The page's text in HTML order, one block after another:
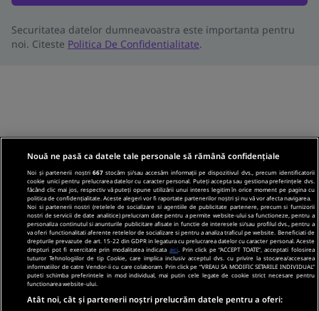
Securitatea datelor dumneavoastra este importanta pentru
noi. Citeste Politica De Confidentialitate.
Nouă ne pasă ca datele tale personale să rămână confidențiale
Noi și partenerii noștri667 stocăm și/sau accesăm informații pe dispozitivul dvs., precum identificatorii
cookie unici pentru prelucrarea datelor cu caracter personal. Puteți accepta sau gestiona preferințele dvs.
făcând clic mai jos, respectiv vă puteți opune utilizării unui interes legitim în orice moment pe pagina cu
politica de confidențialitate. Aceste alegeri vor fi raportate partenerilor noștri și nu vă vor afecta navigarea.
Noi si partenerii nostri (retelele de socializare si agentiile de publicitate partenere, precum si furnizorii
nostri de servicii de date analitice) prelucram date pentru a permite website-ului sa functioneze, pentru a
personaliza continutul si anunturile publicitare afisate in functie de interesele si/sau profilul dvs., pentru a
va oferi functionalitati aferente retelelor de socializare si pentru a analiza traficul pe website. Beneficiati de
drepturile prevazute de art. 15-22 din GDPR in legatura cu prelucrarea datelor cu caracter personal. Aceste
drepturi pot fi exercitate prin modalitatea indicata aici . Prin click pe “ACCEPT TOATE”, acceptati folosirea
tuturor Tehnologiilor de tip Cookie, care implica inclusiv acceptul dvs. cu privire la stocarea/accesarea
informatiilor de catre Vendor-ii cu care colaboram. Prin click pe “VREAU SA MODIFIC SETARILE INDIVIDUAL”
puteti schimba preferintele in mod individual, mai putin cele legate de cookie strict necesare pentru
functionarea website-ului.
Atât noi, cât și partenerii noștri prelucrăm datele pentru a oferi: